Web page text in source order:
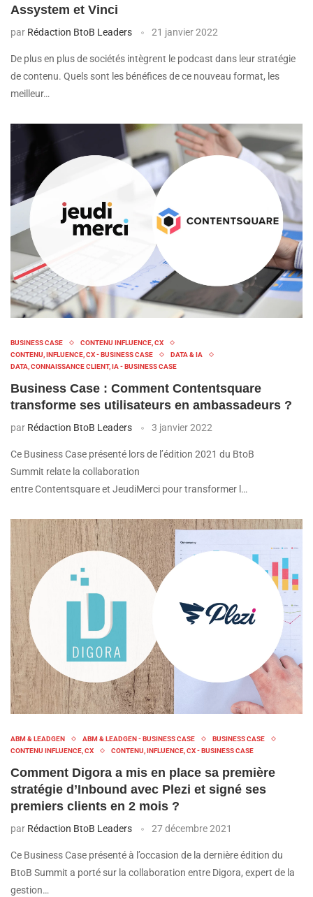
Assystem et Vinci
par Rédaction BtoB Leaders 21 janvier 2022
De plus en plus de sociétés intègrent le podcast dans leur stratégie
de contenu. Quels sont les bénéfices de ce nouveau format, les
meilleur…
BUSINESS CASE
CONTENU INFLUENCE, CX
CONTENU, INFLUENCE, CX - BUSINESS CASE
DATA & IA
DATA, CONNAISSANCE CLIENT, IA - BUSINESS CASE
Business Case : Comment Contentsquare
transforme ses utilisateurs en ambassadeurs ?
par Rédaction BtoB Leaders 3 janvier 2022
Ce Business Case présenté lors de l’édition 2021 du BtoB
Summit relate la collaboration
entre Contentsquare et JeudiMerci pour transformer l…
ABM & LEADGEN ABM & LEADGEN - BUSINESS CASE
BUSINESS CASE
CONTENU INFLUENCE, CX
CONTENU, INFLUENCE, CX - BUSINESS CASE
Comment Digora a mis en place sa première
stratégie d’Inbound avec Plezi et signé ses
premiers clients en 2 mois ?
par Rédaction BtoB Leaders 27 décembre 2021
Ce Business Case présenté à l’occasion de la dernière édition du
BtoB Summit a porté sur la collaboration entre Digora, expert de la
gestion…